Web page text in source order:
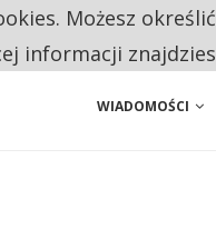
PRZEMYSŁ. NA LIŚCIE
WIADOMOŚCI
Możesz
informacji